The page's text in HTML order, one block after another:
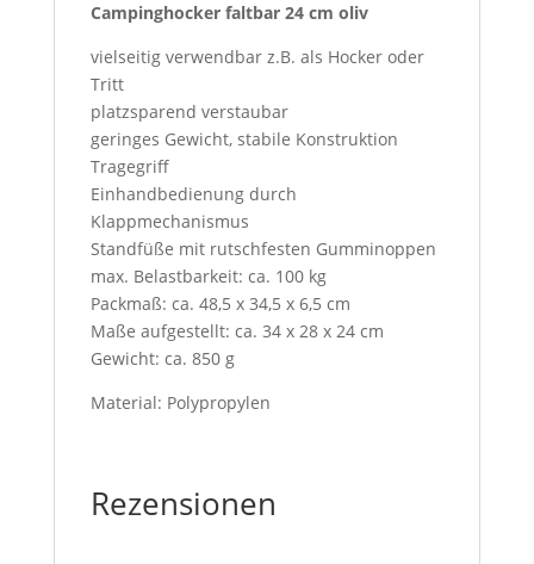
Campinghocker faltbar 24 cm oliv
vielseitig verwendbar z.B. als Hocker oder
Tritt
platzsparend verstaubar
geringes Gewicht, stabile Konstruktion
Tragegriff
Einhandbedienung durch
Klappmechanismus
Standfüße mit rutschfesten Gumminoppen
max. Belastbarkeit: ca. 100 kg
Packmaß: ca. 48,5 x 34,5 x 6,5 cm
Maße aufgestellt: ca. 34 x 28 x 24 cm
Gewicht: ca. 850 g
Material: Polypropylen
Rezensionen